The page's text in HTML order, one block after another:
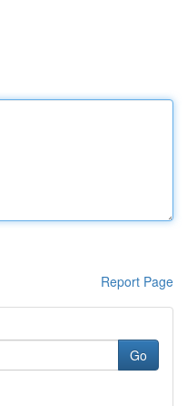
Report Page
Go